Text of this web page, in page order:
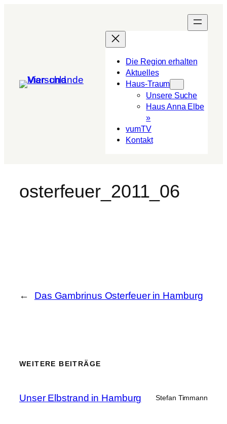
Die Region erhalten
Aktuelles
Haus-Traum
Unsere Suche
Haus Anna Elbe
»
vumTV
Kon­takt
osterfeuer_2011_06
← Das Gambrinus Osterfeuer in Hamburg
WEITERE BEITRÄGE
Unser Elbstrand in Hamburg Stefan Timmann